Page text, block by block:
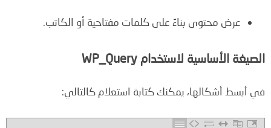
عرض محتوى بناءً على كلمات مفتاحية أو الكاتب.
الصيغة الأساسية لاستخدام WP_Query
في أبسط أشكالها، يمكنك كتابة استعلام كالتالي: